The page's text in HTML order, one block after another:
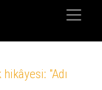
"Adı